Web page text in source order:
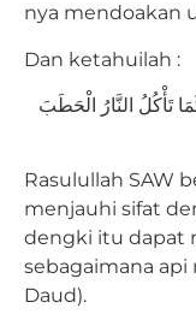
nya mendoakan
Dan ketahuilah :
Rasulullah SAW
menjauhi sifat
dengki itu dapat
sebagaimana api
Daud).